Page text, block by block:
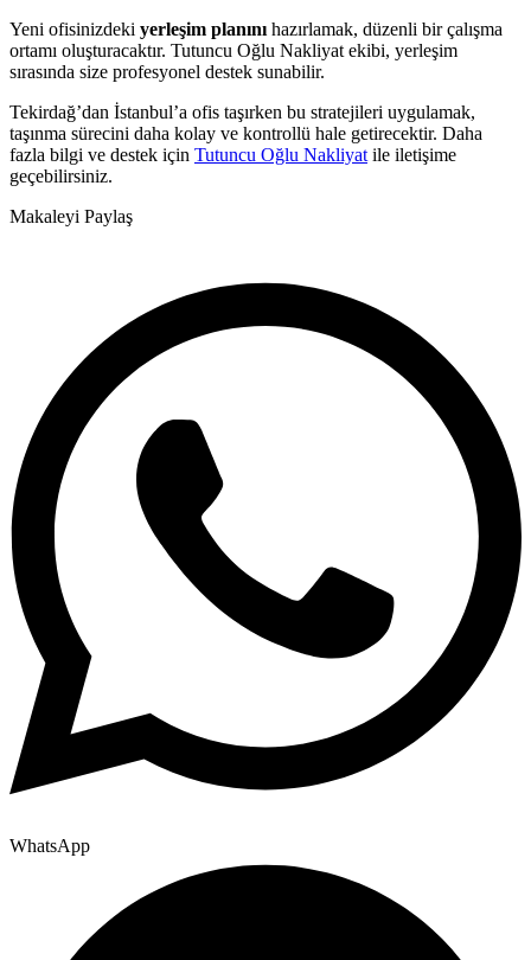
Yeni ofisinizdeki yerleşim planını hazırlamak, düzenli bir çalışma
ortamı oluşturacaktır. Tutuncu Oğlu Nakliyat ekibi, yerleşim
sırasında size profesyonel destek sunabilir.
Tekirdağ’dan İstanbul’a ofis taşırken bu stratejileri uygulamak,
taşınma sürecini daha kolay ve kontrollü hale getirecektir. Daha
fazla bilgi ve destek için Tutuncu Oğlu Nakliyat ile iletişime
geçebilirsiniz.
Makaleyi Paylaş
WhatsApp